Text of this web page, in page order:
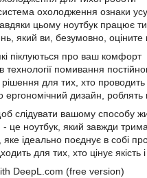
охолодження ознаки
цьому ноутбук працює
який ви, безумовно, оціните
піклуються про ваш комфорт
технології помивання
для тих, хто проводить
ергономічний дизайн,
слідувати вашому способу
це ноутбук, який завжди
ідеально поєднує в собі
для тих, хто цінує якість
DeepL.com (free version)